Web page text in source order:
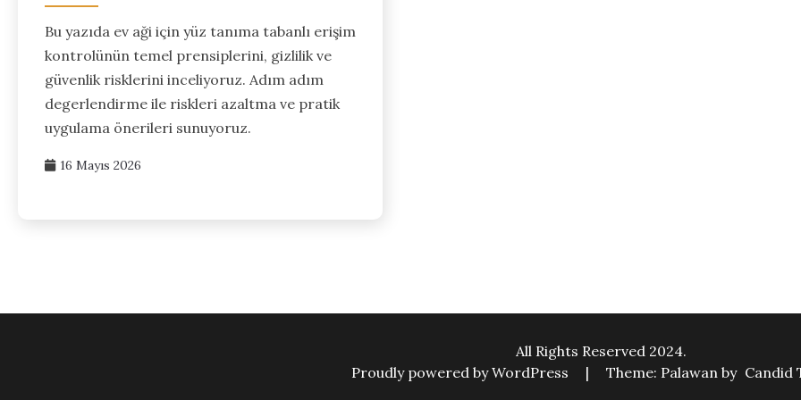
Bu yazıda ev aği için yüz tanıma tabanlı erişim
kontrolünün temel prensiplerini, gizlilik ve
güvenlik risklerini inceliyoruz. Adım adım
degerlendirme ile riskleri azaltma ve pratik
uygulama önerileri sunuyoruz.
16 Mayıs 2026
All Rights Reserved 2024.
Proudly powered by WordPress
| Theme: Palawan by Candid